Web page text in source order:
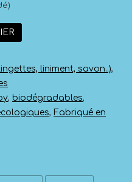
liniment, savon..),
, biodégradables,
, Fabriqué en